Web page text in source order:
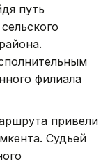
путь
филиала
привели
Судьей